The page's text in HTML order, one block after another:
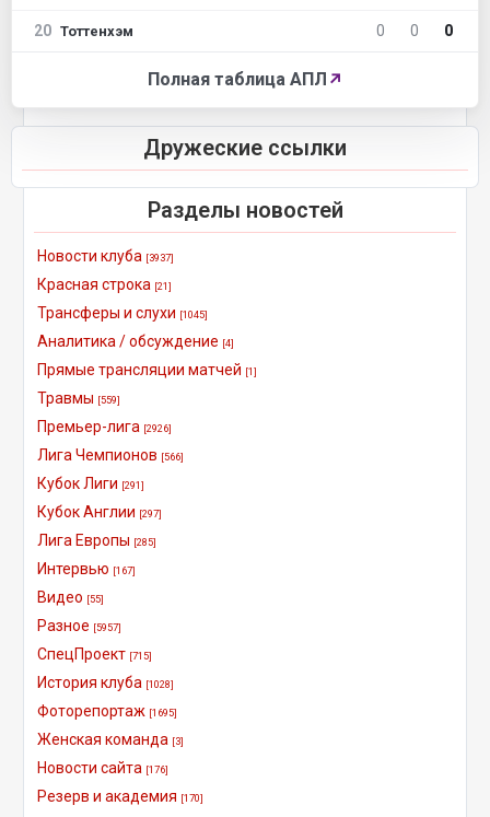
20 Тоттенхэм 0 0 0
Полная таблица АПЛ ↗
Дружеские ссылки
Разделы новостей
Новости клуба [3937]
Красная строка [21]
Трансферы и слухи [1045]
Аналитика / обсуждение [4]
Прямые трансляции матчей [1]
Травмы [559]
Премьер-лига [2926]
Лига Чемпионов [566]
Кубок Лиги [291]
Кубок Англии [297]
Лига Европы [285]
Интервью [167]
Видео [55]
Разное [5957]
СпецПроект [715]
История клуба [1028]
Фоторепортаж [1695]
Женская команда [3]
Новости сайта [176]
Резерв и академия [170]